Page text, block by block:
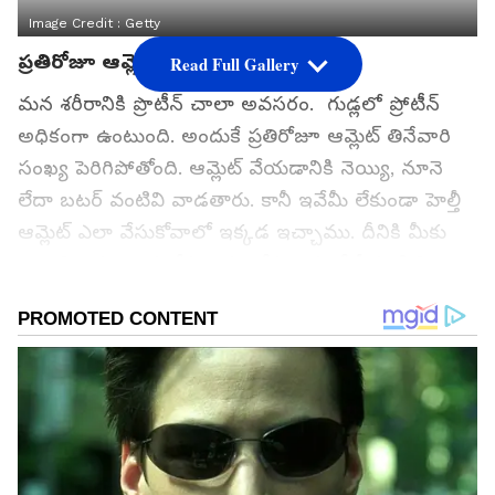
Image Credit :Getty
ప్రతిరోజూ ఆమ్లెట్ తింటున్నారా?
మన శరీరానికి ప్రొటీన్ చాలా అవసరం. గుడ్లలో ప్రోటీన్
అధికంగా ఉంటుంది. అందుకే ప్రతిరోజూ ఆమ్లెట్ తినేవారి
సంఖ్య పెరిగిపోతోంది. ఆమ్లెట్ వేయడానికి నెయ్యి, నూనె
లేదా బటర్ వంటివి వాడతారు. కానీ ఇవేమీ లేకుండా హెల్తీ
ఆమ్లెట్ ఎలా వేసుకోవాలో ఇక్కడ ఇచ్చాము. దీనికి మీకు
రుద్దినప్పుడు, పాన్ ఉపరితలంపై నాన్-స్టిక్ పొరలా
ఏర్పడుతుంది. దీంతో ఆమ్లెట్ అంటుకోకుండా వేగుతుంది.
గూగుల్‌లో ఆసక్తికరమైన సమాచారం కోసం ఏసియానెట్ తెలుగు
ను మీ ఫ్రిఫర్డ్ సోర్స్ గా ఎంచుకోండి
Read Full Gallery